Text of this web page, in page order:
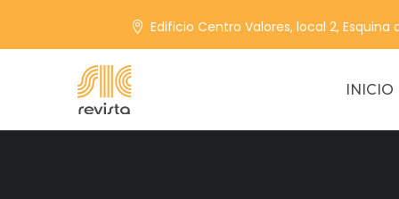
Edificio Centro Valores, local 2, Esquina
INICIO